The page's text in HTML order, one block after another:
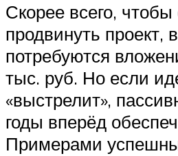
Скорее всего, чтобы
продвинуть проект,
потребуются
тыс. руб. Но если
«выстрелит»,
годы вперёд
Примерами